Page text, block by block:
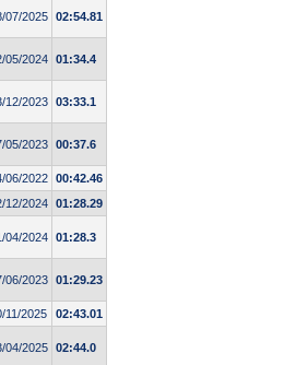
07/2025 02:54.81
05/2024 01:34.4
12/2023 03:33.1
05/2023 00:37.6
06/2022 00:42.46
12/2024 01:28.29
04/2024 01:28.3
06/2023 01:29.23
11/2025 02:43.01
04/2025 02:44.0